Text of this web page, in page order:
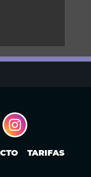
de la mega
a China?: La
el
TARIFAS